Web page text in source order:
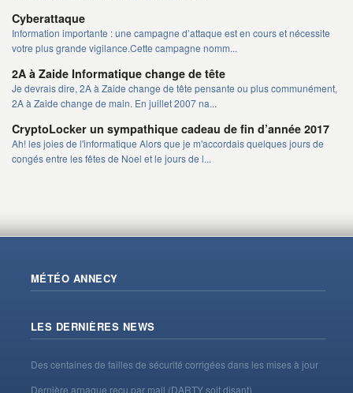
Cyberattaque
Information importante : une campagne d’attaque est en cours et nécessite
votre plus grande vigilance.Cette campagne nomm...
2A à Zaide Informatique change de tête
Je devrais dire, 2A à Zaide change de tête pensante ou plus communément,
2A à Zaide change de main. En juillet 2007 na...
CryptoLocker un sympathique cadeau de fin d’année 2017
Ah! les joies de l'informatique Alors que je m'accordais quelques jours de
congés entre les fêtes de Noel et le jours de l...
MÉTÉO ANNECY
LES DERNIÈRES NEWS
Des centaines de failles de sécurité corrigées dans les mises à jour
Dernière arnaque reçu par mail (DARTY soit disant)